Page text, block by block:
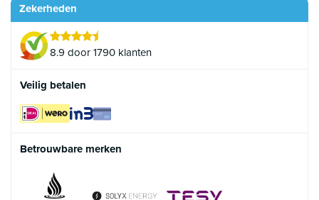
Zekerheden
8.9 door 1790 klanten
Veilig betalen
Betrouwbare merken